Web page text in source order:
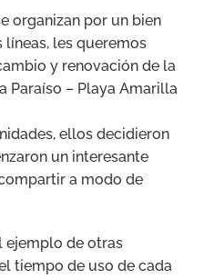
organizan por un bien
líneas, les queremos
y renovación de la
Paraíso – Playa Amarilla
ellos decidieron
un interesante
a modo de
ejemplo de otras
tiempo de uso de cada